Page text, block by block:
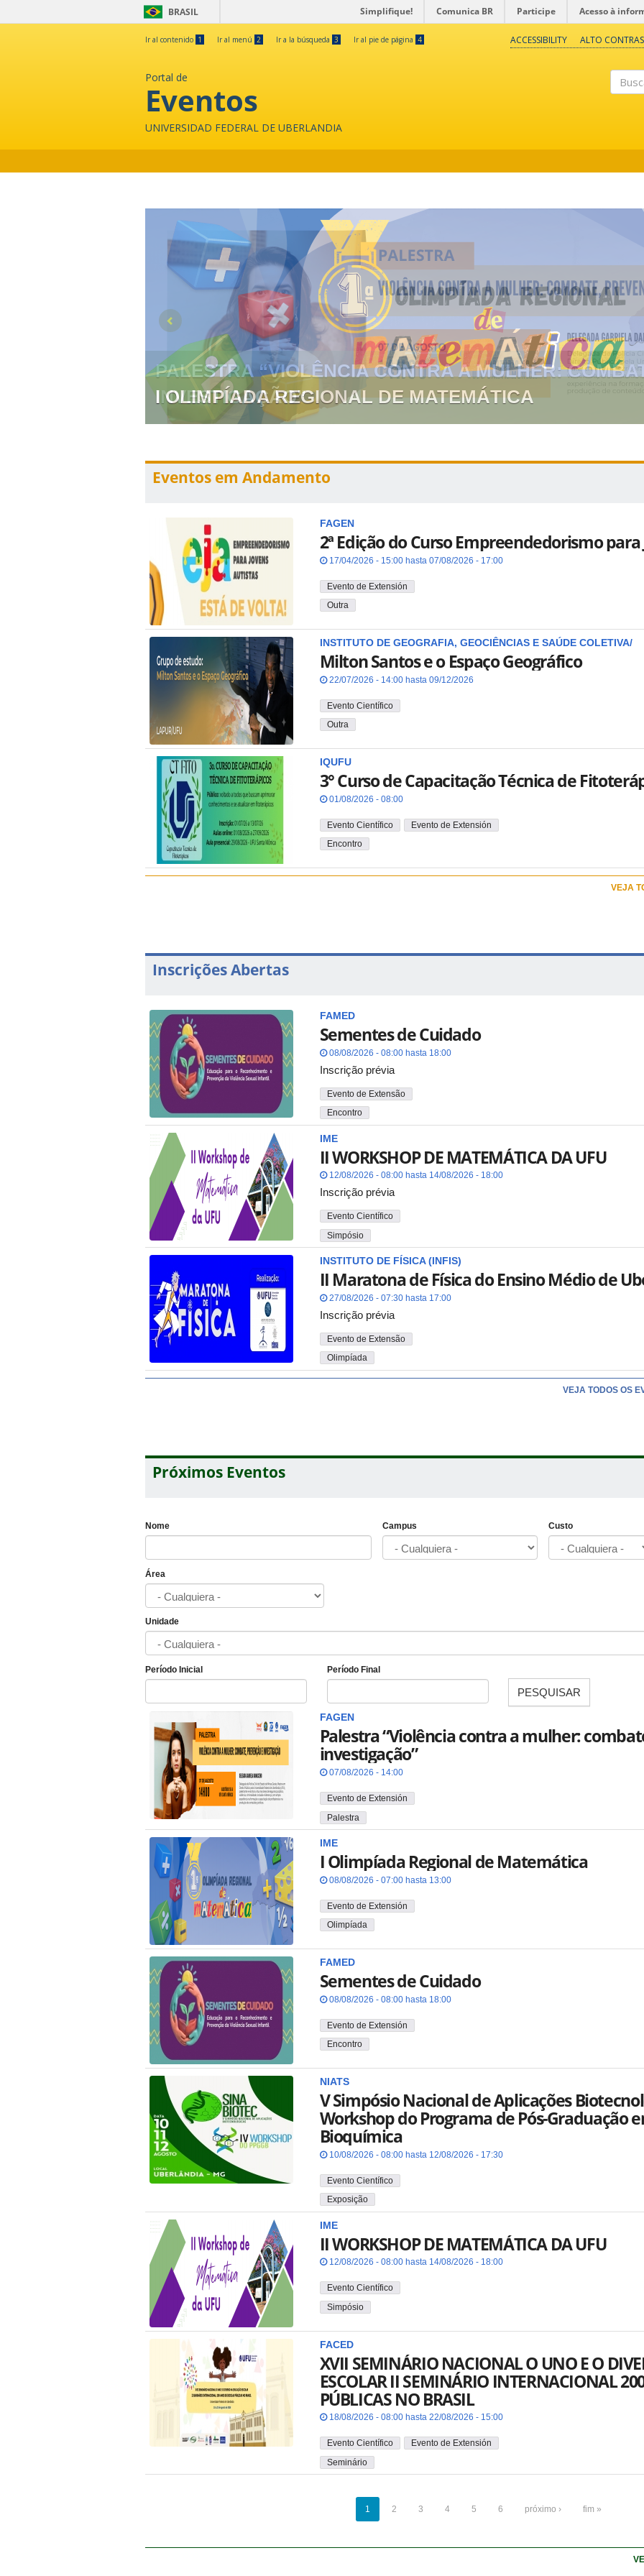
BRASIL Simplifique! Comunica BR Participe Acesso à
Ir al contenido 1 Ir al menú 2 Ir a la búsqueda 3 Ir al pie de página 4 ACCESSIBILITY ALTO
Portal de
Eventos
UNIVERSIDAD FEDERAL DE UBERLANDIA
I OLIMPÍADA REGIONAL DE MATEMÁTICA
Eventos em Andamento
FAGEN
2ª Edição do Curso Empreendedorismo
17/04/2026 - 15:00 hasta 07/08/2026 - 17:00
Evento de Extensión
Outra
INSTITUTO DE GEOGRAFIA, GEOCIÊNCIAS E SAÚDE COLETIVA/
Milton Santos e o Espaço Geográfico
22/07/2026 - 14:00 hasta 09/12/2026
Evento Científico
Outra
IQUFU
3° Curso de Capacitação Técnica de
01/08/2026 - 08:00
Evento Científico
Evento de Extensión
Encontro
VEJA
Inscrições Abertas
FAMED
Sementes de Cuidado
08/08/2026 - 08:00 hasta 18:00
Inscrição prévia
Evento de Extensão
Encontro
IME
II WORKSHOP DE MATEMÁTICA DA UFU
12/08/2026 - 08:00 hasta 14/08/2026 - 18:00
Inscrição prévia
Evento Científico
Simpósio
INSTITUTO DE FÍSICA (INFIS)
II Maratona de Física do Ensino Médio de
27/08/2026 - 07:30 hasta 17:00
Inscrição prévia
Evento de Extensão
Olimpíada
VEJA TODOS OS
Próximos Eventos
Nome Campus Custo
Área
Unidade
Período Inicial Período Final
PESQUISAR
FAGEN
Palestra “Violência contra a mulher:
investigação”
07/08/2026 - 14:00
Evento de Extensión
Palestra
IME
I Olimpíada Regional de Matemática
08/08/2026 - 07:00 hasta 13:00
Evento de Extensión
Olimpíada
FAMED
Sementes de Cuidado
08/08/2026 - 08:00 hasta 18:00
Evento de Extensión
Encontro
NIATS
V Simpósio Nacional de Aplicações
Workshop do Programa de Pós-Graduação
Bioquímica
10/08/2026 - 08:00 hasta 12/08/2026 - 17:30
Evento Científico
Exposição
IME
II WORKSHOP DE MATEMÁTICA DA UFU
12/08/2026 - 08:00 hasta 14/08/2026 - 18:00
Evento Científico
Simpósio
FACED
XVII SEMINÁRIO NACIONAL O UNO E O
ESCOLAR II SEMINÁRIO INTERNACIONAL
PÚBLICAS NO BRASIL
18/08/2026 - 08:00 hasta 22/08/2026 - 15:00
Evento Científico
Evento de Extensión
Seminário
1 2 3 4 5 6 próximo › fim »